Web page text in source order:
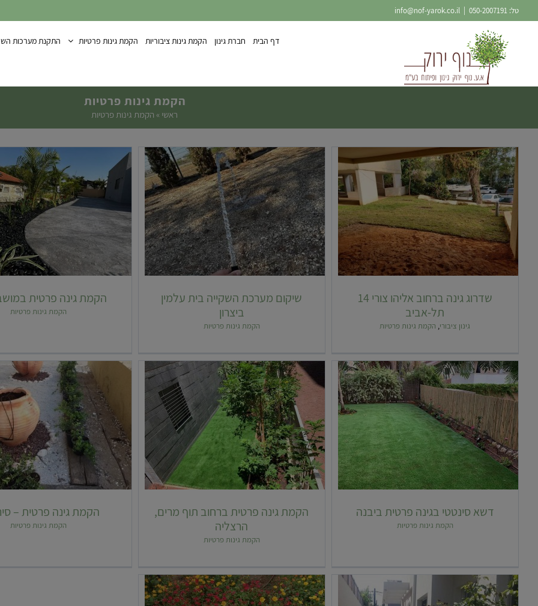
to
טל: 050-2007191
info@nof-yarok.co.il
דף הבית חברת גינון הקמת גינות ציבוריות הקמת גינות פרטיות התקנת מערכות
הקמת גינות פרטיות
ראשי » הקמת גינות פרטיות
שדרוג גינה ברחוב אליהו צורי 14
תל-אביב
שדרוג גינה ברחוב אליהו צורי 14
תל-אביב
גינון ציבורי, הקמת גינות פרטיות
שיקום מערכת השקייה בית
ביצרון
שיקום מערכת השקייה בית עלמין
ביצרון
הקמת גינות פרטיות
הקמת גינה פרטית
הקמת גינות פרטיות
דשא סינטטי בגינה פרטית ביבנה
דשא סינטטי בגינה פרטית ביבנה
הקמת גינות פרטיות
הקמת גינה פרטית ברחוב
מרים, הרצליה
הקמת גינה פרטית ברחוב תוף מרים,
הרצליה
הקמת גינות פרטיות
הקמת גינה פרטית –
הקמת גינות פרטיות